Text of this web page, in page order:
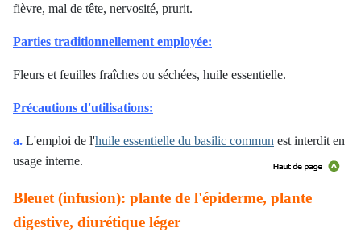
fièvre, mal de tête, nervosité, prurit.
Parties traditionnellement employée:
Fleurs et feuilles fraîches ou séchées, huile essentielle.
Précautions d'utilisations:
a. L'emploi de l'huile essentielle du basilic commun est interdit en
usage interne.
Bleuet (infusion): plante de l'épiderme, plante
digestive, diurétique léger